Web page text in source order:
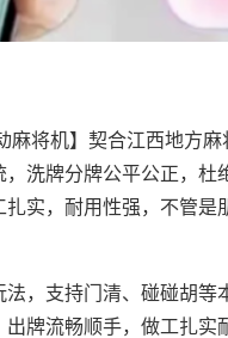
麻将机】契合江西地方
洗牌分牌公平公正，
实，耐用性强，不管
，支持门清、碰碰胡
牌流畅顺手，做工扎